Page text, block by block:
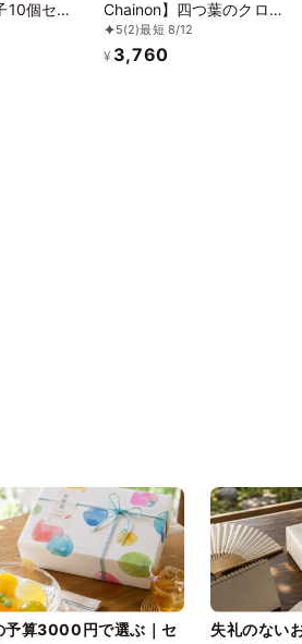
10個セッ
Chainon】四つ葉のクロー
バーのクッキー缶 プティ
ボヌール
5(2)最短 8/12
¥ 3,760
予算3000円で選ぶ｜セ
失礼のない